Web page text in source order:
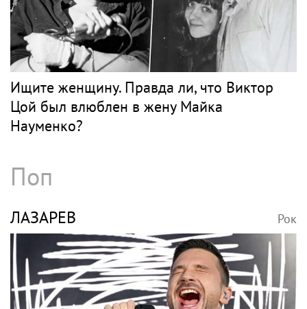
Ищите женщину. Правда ли, что Виктор
Цой был влюблен в жену Майка
Науменко?
Поп
ЛАЗАРЕВ Рок